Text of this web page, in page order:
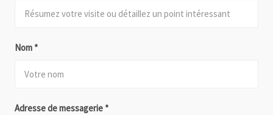
Nom *
Adresse de messagerie *